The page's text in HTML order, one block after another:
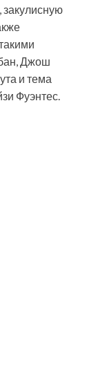
Джош
и тема
Фуэнтес.